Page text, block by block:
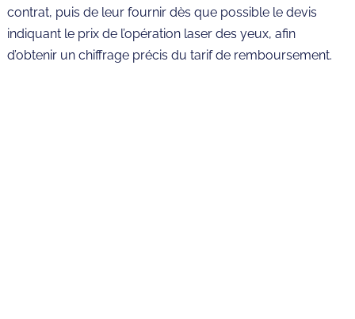
contrat, puis de leur fournir dès que possible le devis
indiquant le prix de l’opération laser des yeux, afin
d’obtenir un chiffrage précis du tarif de remboursement.